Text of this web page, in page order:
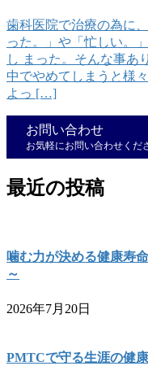
歯科医院で治療の為に
った。」や「忙しい。
し まった。そんな事あ
中でやめてしまうと様
よっ […]
お問い合わせ
お気軽にお問い合わせくだ
最近の投稿
噛む力が決める健康寿
～
2026年7月20日
PMTCで守る生涯の健